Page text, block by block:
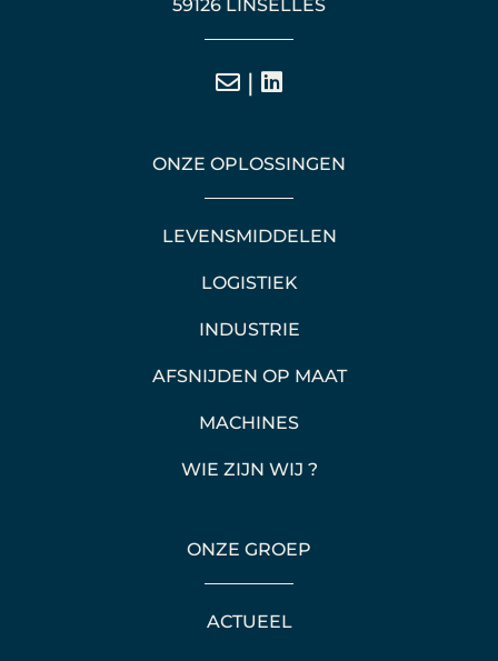
59126 LINSELLES
|
ONZE OPLOSSINGEN
LEVENSMIDDELEN
LOGISTIEK
INDUSTRIE
AFSNIJDEN OP MAAT
MACHINES
WIE ZIJN WIJ ?
ONZE GROEP
ACTUEEL